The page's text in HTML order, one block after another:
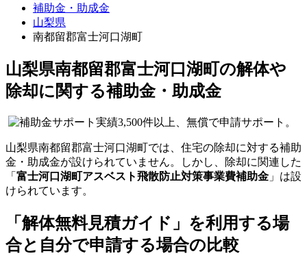
補助金・助成金
山梨県
南都留郡富士河口湖町
山梨県南都留郡富士河口湖町の解体や
除却に関する補助金・助成金
山梨県南都留郡富士河口湖町では、住宅の除却に対する補助
金・助成金が設けられていません。しかし、除却に関連した
「 富士河口湖町アスベスト飛散防止対策事業費補助金 」は設
けられています。
「解体無料見積ガイド」を利用する場
合と自分で申請する場合の比較